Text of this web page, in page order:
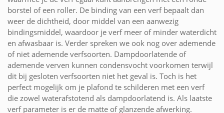
borstel of een roller. De binding van een verf bepaalt dan
weer de dichtheid, door middel van een aanwezig
bindingsmiddel, waardoor je verf meer of minder waterdicht
en afwasbaar is. Verder spreken we ook nog over ademende
of niet ademende verfsoorten. Dampdoorlatende of
ademende verven kunnen condensvocht voorkomen terwijl
dit bij gesloten verfsoorten niet het geval is. Toch is het
perfect mogelijk om je plafond te schilderen met een verf
die zowel waterafstotend als dampdoorlatend is. Als laatste
verf parameter is er de matte of glanzende afwerking.